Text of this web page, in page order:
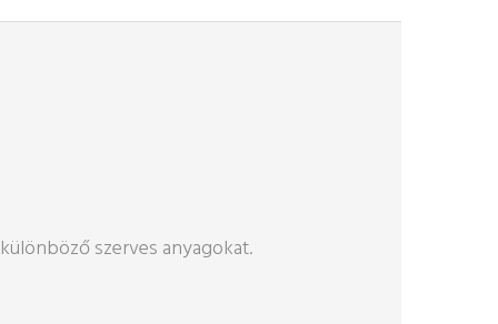
szerves anyagokat.